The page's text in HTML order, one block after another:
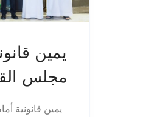
يمين
مجلس
يمين قانونية